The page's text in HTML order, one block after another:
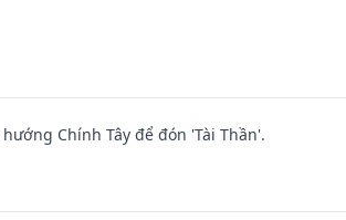
Chính Tây để đón 'Tài Thần'.